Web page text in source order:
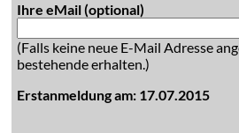
Ihre eMail (optional)
(Falls keine neue E-Mail Adresse
bestehende erhalten.)
Erstanmeldung am: 17.07.2015